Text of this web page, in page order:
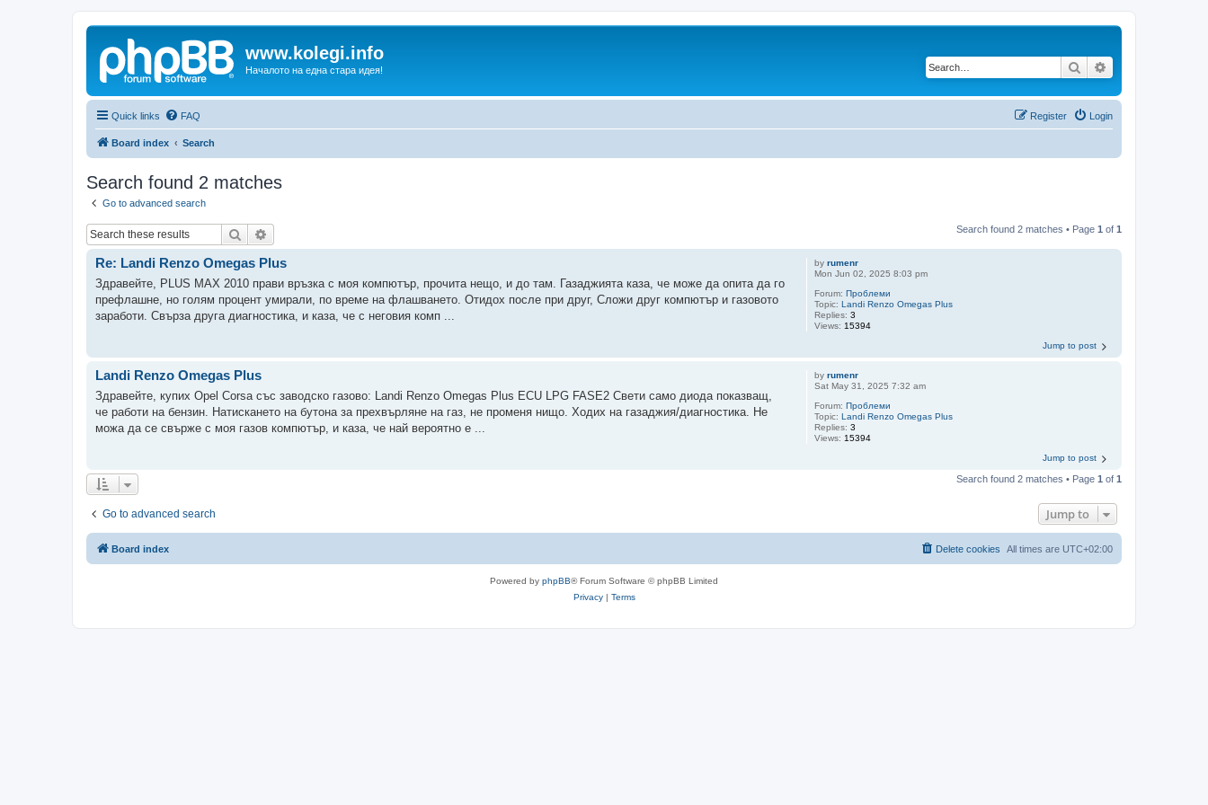
www.kolegi.info
Началото на една стара идея! Search
Quick links FAQ Login
Register
Board index Search
Search found 2 matches
Go to advanced search
Search Search found 2 matches • Page 1 of 1
byrumenr
Mon Jun 02, 2025 8:03 pm
Forum:Проблеми
Topic:Landi Renzo Omegas Plus
Replies:3
Views: 15394
Re: Landi Renzo Omegas Plus
Здравейте, PLUS MAX 2010 прави връзка с моя компютър, прочита нещо, и до там. Газаджията каза, че може да опита да го
префлашне, но голям процент умирали, по време на флашването. Отидох после при друг, Сложи друг компютър и газовото
заработи. Свърза друга диагностика, и каза, че с неговия комп ...
Jump to post
byrumenr
Sat May 31, 2025 7:32 am
Forum:Проблеми
Topic:Landi Renzo Omegas Plus
Replies:3
Views: 15394
Landi Renzo Omegas Plus
Здравейте, купих Opel Corsa със заводско газово: Landi Renzo Omegas Plus ECU LPG FASE2 Свети само диода показващ,
че работи на бензин. Натискането на бутона за прехвърляне на газ, не променя нищо. Ходих на газаджия/диагностика. Не
можа да се свърже с моя газов компютър, и каза, че най вероятно е ...
Jump to post
Search found 2 matches • Page 1 of 1
Go to advanced search Jump to
Board index All times are UTC+02:00
Delete cookies
Powered by phpBB® Forum Software © phpBB Limited
Privacy| Terms